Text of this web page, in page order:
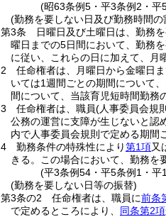
(昭63条例5・平3条例2・
(勤務を要しない日及び勤務時間の
第3条
日曜日及び土曜日は、勤務
曜日までの5日間において、勤務
に従い、これらの日に加えて、月
2
任命権者は、月曜日から金曜日
いては1週間ごとの期間について
間について、当該育児短時間勤務
3
任命権者は、職員(人事委員会規
公務の運営に支障が生じないと認
内で人事委員会規則で定める期間
4
勤務条件の特殊性により第1項又
きる。
この場合において、勤務を
(平3条例54・平5条例1・
(勤務を要しない日等の振替)
第3条の2
任命権者は、職員に前条
で定めるところにより、 同条第2項